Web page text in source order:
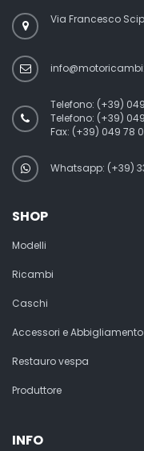
Via Francesco
Telefono: (+39)
Telefono: (+39)
Fax: (+39) 049 78
Whatsapp: (+39)
SHOP
Modelli
Ricambi
Caschi
Accessori e Abbigliamento
Restauro vespa
Produttore
INFO